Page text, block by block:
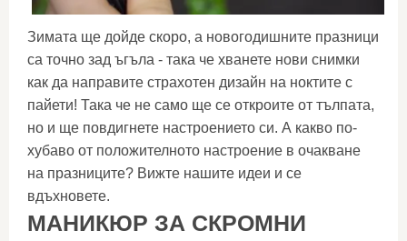
Зимата ще дойде скоро, а новогодишните празници
са точно зад ъгъла - така че хванете нови снимки
как да направите страхотен дизайн на ноктите с
пайети! Така че не само ще се откроите от тълпата,
но и ще повдигнете настроението си. А какво по-
хубаво от положителното настроение в очакване
на празниците? Вижте нашите идеи и се
вдъхновете.
МАНИКЮР ЗА СКРОМНИ